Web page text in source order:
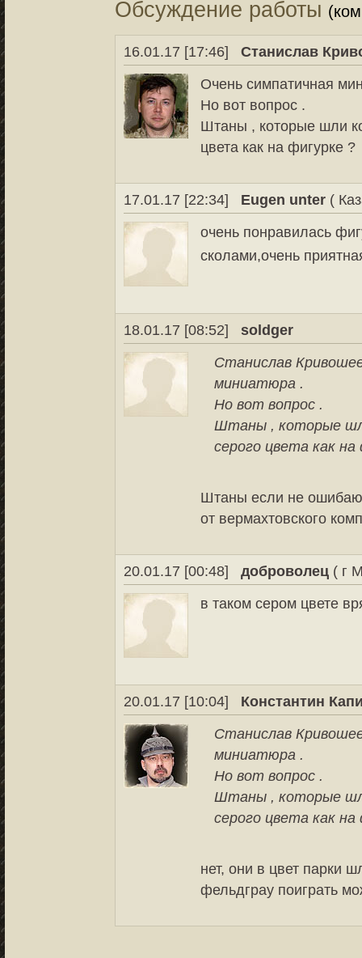
Обсуждение работы
16.01.17 [17:46]
Станислав
Очень симпатичная
Но вот вопрос .
Штаны , которые шли
цвета как на фигурке ?
17.01.17 [22:34] Eugen unter (
очень понравилась
сколами,очень
18.01.17 [08:52]
soldger
Станислав
миниатюра .
Но вот вопрос .
Штаны , которые
серого цвета как на
Штаны если не
от вермахтовского
20.01.17 [00:48] доброволец ( г
в таком сером цвете
20.01.17 [10:04]
Константин
Станислав
миниатюра .
Но вот вопрос .
Штаны , которые
серого цвета как на
нет, они в цвет парки
фельдграу поиграть